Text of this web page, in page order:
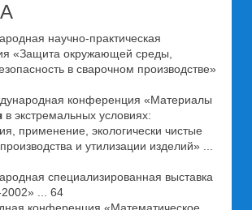
научно-практическая
«Защита окружающей среды,
в сварочном производстве»
конференция «Материалы
в экстремальных условиях:
применение, экологически чистые
и утилизации изделий» ...
специализированная выставка
2002» ... 64